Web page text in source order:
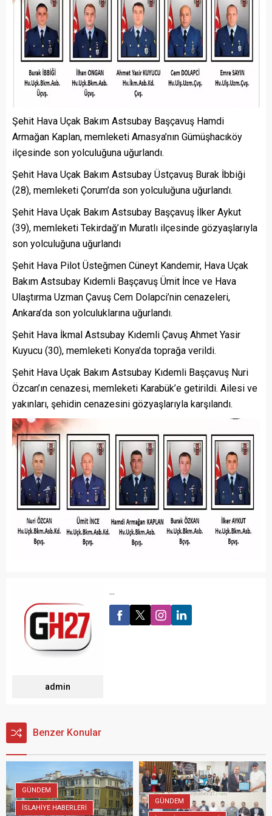
Şehit Hava Uçak Bakım Astsubay Başçavuş Hamdi
Armağan Kaplan, memleketi Amasya’nın Gümüşhacıköy
ilçesinde son yolculuğuna uğurlandı.
Şehit Hava Uçak Bakım Astsubay Üstçavuş Burak İbbiği
(28), memleketi Çorum’da son yolculuğuna uğurlandı.
Şehit Hava Uçak Bakım Astsubay Başçavuş İlker Aykut
(39), memleketi Tekirdağ’ın Muratlı ilçesinde gözyaşlarıyla
son yolculuğuna uğurlandı
Şehit Hava Pilot Üsteğmen Cüneyt Kandemir, Hava Uçak
Bakım Astsubay Kıdemli Başçavuş Ümit İnce ve Hava
Ulaştırma Uzman Çavuş Cem Dolapci’nin cenazeleri,
Ankara’da son yolculuklarına uğurlandı.
Şehit Hava İkmal Astsubay Kıdemli Çavuş Ahmet Yasir
Kuyucu (30), memleketi Konya’da toprağa verildi.
Şehit Hava Uçak Bakım Astsubay Kıdemli Başçavuş Nuri
Özcan’ın cenazesi, memleketi Karabük’e getirildi. Ailesi ve
yakınları, şehidin cenazesini gözyaşlarıyla karşılandı.
admin
...
Benzer Konular
GÜNDEM
İSLAHİYE HABERLERİ
GÜNDEM